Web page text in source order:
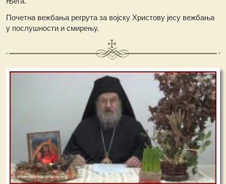
Почетна вежбања регрута за војску Христову јесу вежбања
у послушности и смирењу.